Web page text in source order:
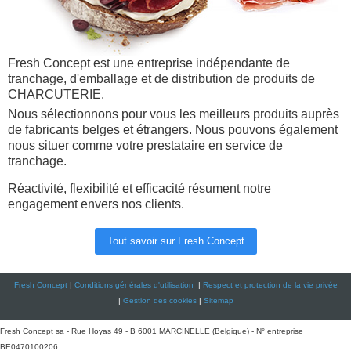
Fresh Concept est une entreprise indépendante de
tranchage, d'emballage et de distribution de produits de
CHARCUTERIE.
Nous sélectionnons pour vous les meilleurs produits auprès
de fabricants belges et étrangers. Nous pouvons également
nous situer comme votre prestataire en service de
tranchage.
Réactivité, flexibilité et efficacité résument notre
engagement envers nos clients.
Tout savoir sur Fresh Concept
Fresh Concept| Conditions générales d'utilisation | Respect et protection de la vie privée
| Gestion des cookies| Sitemap
Fresh Concept sa - Rue Hoyas 49 - B 6001 MARCINELLE (Belgique) - N° entreprise
BE0470100206